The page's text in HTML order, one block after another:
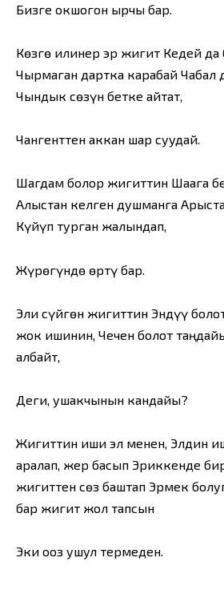
Бизге окшогон ырчы бар.
Көзгө илинер эр жигит Кедей да
Чырмаган дартка карабай Чабал
Чындык сөзүн бетке айтат,
Чангенттен аккан шар суудай.
Шагдам болор жигиттин Шаага
Алыстан келген душманга
Күйүп турган жалындап,
Жүрөгүндө өртү бар.
Эли сүйгөн жигиттин Эндүү
жок ишинин, Чечен болот
албайт,
Деги, ушакчынын кандайы?
Жигиттин иши эл менен, Элдин
аралап, жер басып Эриккенде
жигиттен сөз баштап Эрмек
бар жигит жол тапсын
Эки ооз ушул термеден.